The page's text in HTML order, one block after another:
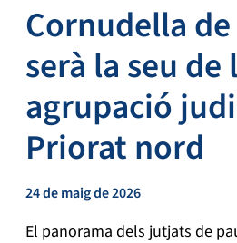
Cornudella
serà la seu de
agrupació
Priorat nord
24 de maig de 2026
El panorama dels jutjats de